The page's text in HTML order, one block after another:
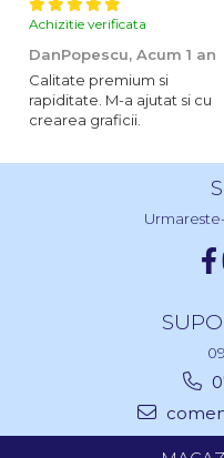
Achizitie verificata
DanPopescu, Acum 1 an
Calitate premium si
rapiditate. M-a ajutat si cu
crearea graficii.